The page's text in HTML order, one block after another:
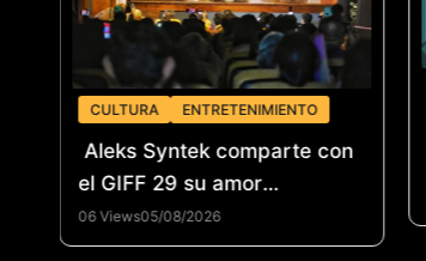
CULTURA ENTRETENIMIENTO
Aleks Syntek comparte con
el GIFF 29 su amor
«Intocable» por la creación
musica
06 Views05/08/2026